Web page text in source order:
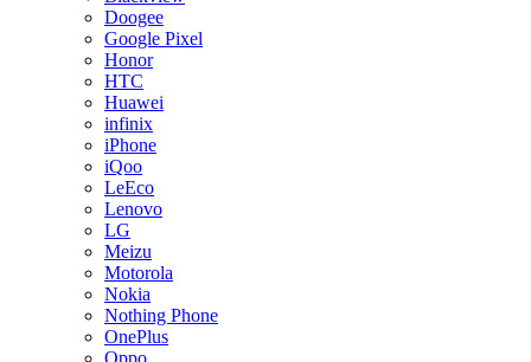
Doogee
Google Pixel
Honor
HTC
Huawei
infinix
iPhone
iQoo
LeEco
Lenovo
LG
Meizu
Motorola
Nokia
Nothing Phone
OnePlus
Oppo